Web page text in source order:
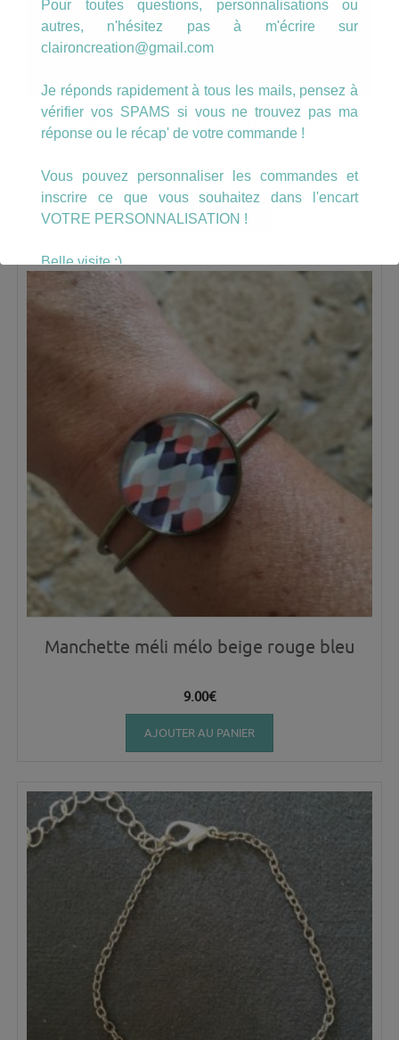
Parure motif tropical coloré
20.50€
AJOUTER AU PANIER
Manchette méli mélo beige rouge bleu
9.00€
AJOUTER AU PANIER
Pour toutes questions, personnalisations ou
autres, n'hésitez pas à m'écrire sur
claironcreation@gmail.com
Je réponds rapidement à tous les mails, pensez à
vérifier vos SPAMS si vous ne trouvez pas ma
réponse ou le récap' de votre commande !
Vous pouvez personnaliser les commandes et
inscrire ce que vous souhaitez dans l'encart
VOTRE PERSONNALISATION !
Belle visite :)